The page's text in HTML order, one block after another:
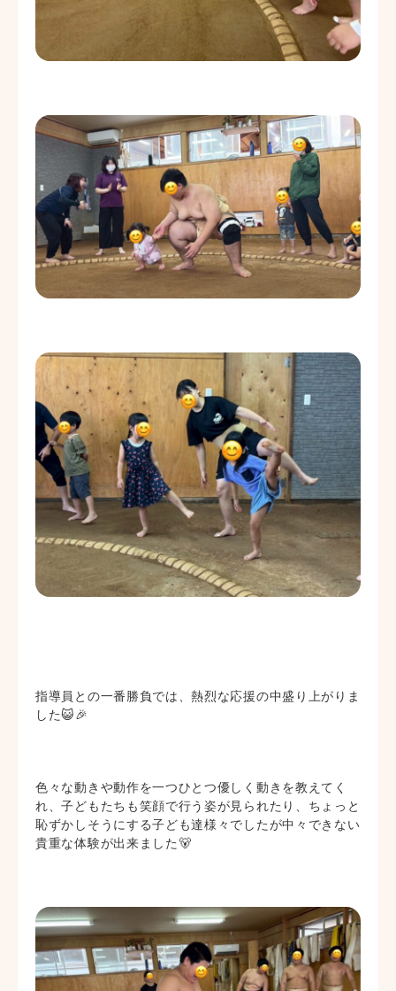
指導員との一番勝負では、熱烈な応援の中盛り上がりま
した😺🎉
色々な動きや動作を一つひとつ優しく動きを教えてく
れ、子どもたちも笑顔で行う姿が見られたり、ちょっと
恥ずかしそうにする子ども達様々でしたが中々できない
貴重な体験が出来ました🐻